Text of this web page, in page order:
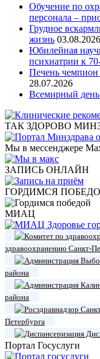
Обучение по
персонала –
Грудное
жизнь 03.08.2026
Юбилейная
психиатрии к
Печень чемпион
28.07.2026
Всемирный день
ТАК ЗДОРОВО
Мы в мессенджере
ЗАПИСЬ ОНЛАЙН
ГОРДИМСЯ
МИАЦ
здравоохранению Санкт-
района
района
Петербурга
Портал Госуслуги